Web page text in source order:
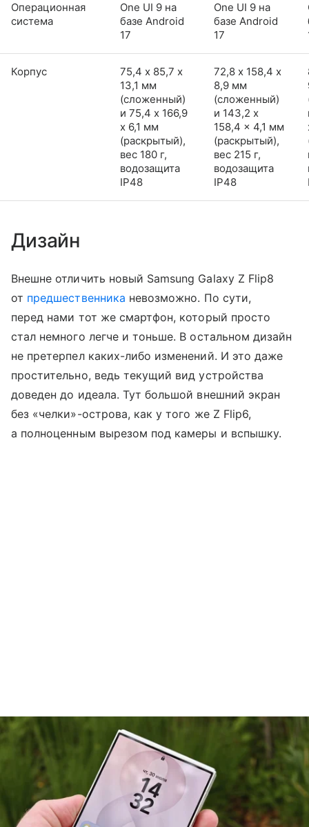
Операционная
система
One UI 9 на
базе Android
17
One UI 9 на
базе Android
17
Корпус
75,4 х 85,7 х
13,1 мм
(сложенный)
и 75,4 x 166,9
x 6,1 мм
(раскрытый),
вес 180 г,
водозащита
IP48
72,8 х 158,4 х
8,9 мм
(сложенный)
и 143,2 x
158,4 x 4,1 мм
(раскрытый),
вес 215 г,
водозащита
IP48
Дизайн
Внешне отличить новый Samsung Galaxy Z Flip8
от предшественника невозможно. По сути,
перед нами тот же смартфон, который просто
стал немного легче и тоньше. В остальном дизайн
не претерпел каких-либо изменений. И это даже
простительно, ведь текущий вид устройства
доведен до идеала. Тут большой внешний экран
без «челки»-острова, как у того же Z Flip6,
а полноценным вырезом под камеры и вспышку.